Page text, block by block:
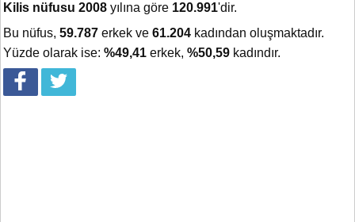
Kilis nüfusu 2008 yılına göre 120.991'dir.
Bu nüfus, 59.787 erkek ve 61.204 kadından oluşmaktadır.
Yüzde olarak ise: %49,41 erkek, %50,59 kadındır.